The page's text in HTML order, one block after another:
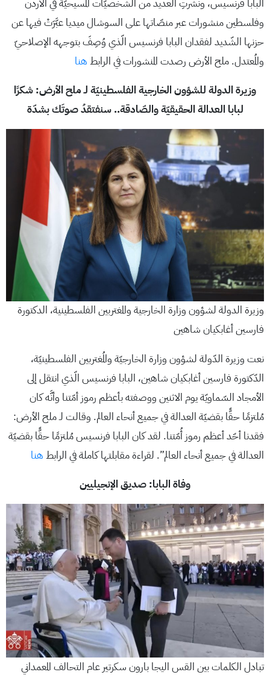
البابا فرنسيس، ونشرتِ العديد من الشّخصيّات المسيحيّة في الأردن
وفلسطين منشورات عبر منصّاتها على السوشال ميديا عبَّرَتْ فيها عن
حزنها الشّديد لفقدان البابا فرنسيس الّذي وُصِفَ بتوجهه الإصلاحيّ
والمُعتدل. ملح الأرض رصدت المنشورات في الرابط هنا
وزيرة الدولة للشؤون الخارجية الفلسطينيّة لـ ملح الأرض: شكرًا
لبابا العدالة الحقيقيّة والصّادقة.. سنفتقدُ صوتَك بشدّة
وزيرة الدولة لشؤون وزارة الخارجية والمغتربين الفلسطينية، الدكتورة
فارسين أغابكيان شاهين
نعت وزيرة الدّولة لشؤون وزارة الخارجيّة والمُغتربين الفلسطينيّة،
الدّكتورة فارسين أغابكيان شاهين، البابا فرنسيس الّذي انتقل إلى
الأمجاد السّماويّة يوم الاثنين ووصفته بأعظم رموز أمّتنا وأنَّه كان
مُلتزمًا حقًّا بقضيّة العدالة في جميع أنحاء العالم. وقالت لـ ملح الأرض:
فقدنا أحّد أعظم رموز أُمّتنا. لقد كان البابا فرنسيس مُلتزمًا حقًّا بقضيّة
العدالة في جميع أنحاء العالم”. لقراءة مقابلتها كاملة في الرابط هنا
وفاة البابا: صديق الإنجيليين
تبادل الكلمات بين القس اليجا بارون سكرتير عام التحالف المعمداني